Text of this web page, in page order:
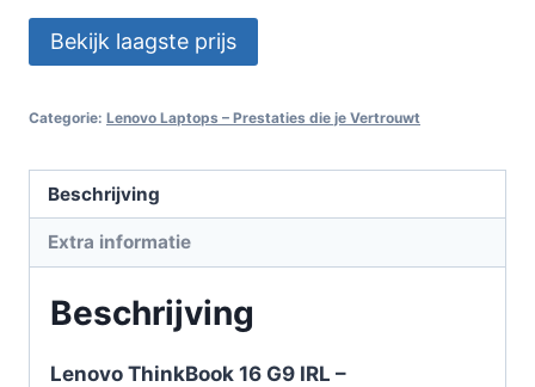
Bekijk laagste prijs
Categorie: Lenovo Laptops – Prestaties die je Vertrouwt
Beschrijving
Extra informatie
Beschrijving
Lenovo ThinkBook 16 G9 IRL –